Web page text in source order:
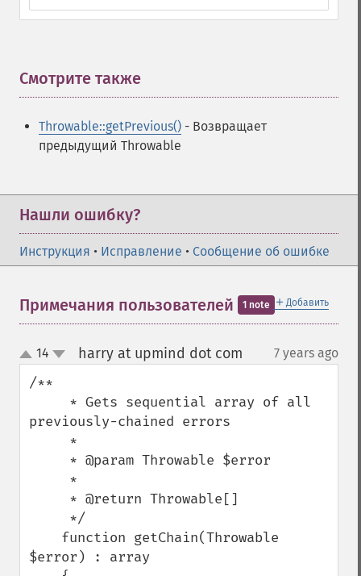
Смотрите также
Throwable::getPrevious() - Возвращает
предыдущий Throwable
Нашли ошибку?
Инструкция • Исправление • Сообщение об ошибке
＋ Добавить
Примечания пользователей 1 note
up
down
14 harry at upmind dot com 7 years ago
/**
previously-chained errors
$error) : array